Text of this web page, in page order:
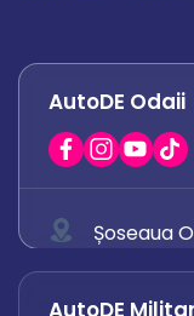
AutoDE Odaii
Șoseaua